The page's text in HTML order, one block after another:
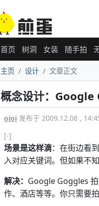
首页 树洞 女装 随手拍
主页 设计 文章正文
概念设计：Google
oioi 发布于 2009.12.08 ,
[-]
场景是这样滴：在街边看
入对应关键词。但如果不
解决： Google Goggles
作、酒店等等。你只需要